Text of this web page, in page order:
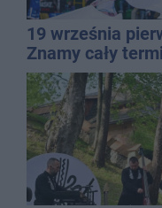
19 września
Znamy cały